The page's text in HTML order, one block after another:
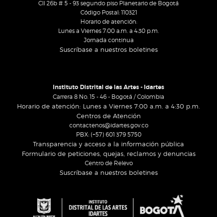
Cll 26b # 5 - 93 segundo piso Planetario de Bogotá
Código Postal: 110321
Horario de atención:
Lunes a Viernes 7:00 a.m. a 4:30 p.m.
Jornada continua
Suscríbase a nuestros boletines
Instituto Distrital de las Artes - Idartes
Carrera 8 No. 15 - 46 - Bogotá / Colombia
Horario de atención: Lunes a Viernes 7:00 a.m. a 4:30 p.m.
Centros de Atención
contactenos@idartes.gov.co
PBX: (+57) 601 379 5750
Transparencia y acceso a la información pública
Formulario de peticiones, quejas, reclamos y denuncias
Centro de Relevo
Suscríbase a nuestros boletines